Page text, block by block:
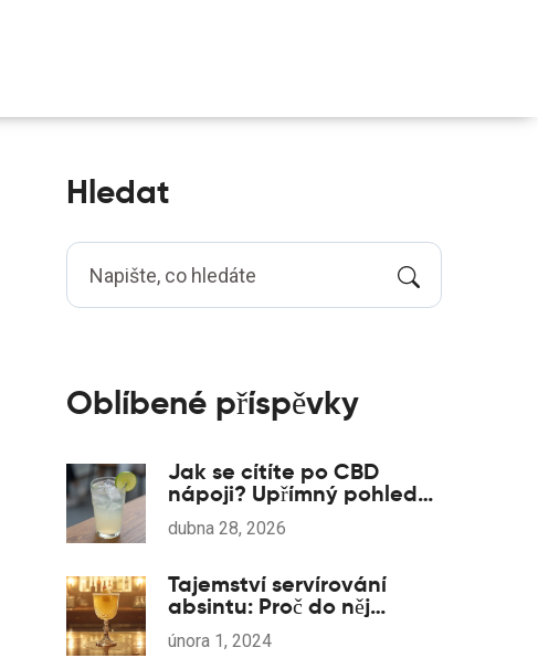
Hledat
Oblíbené příspěvky
Jak se cítíte po CBD
nápoji? Upřímný pohled
na účinky a pocity
dubna 28, 2026
Tajemství servírování
absintu: Proč do něj
kapeme vodu?
února 1, 2024